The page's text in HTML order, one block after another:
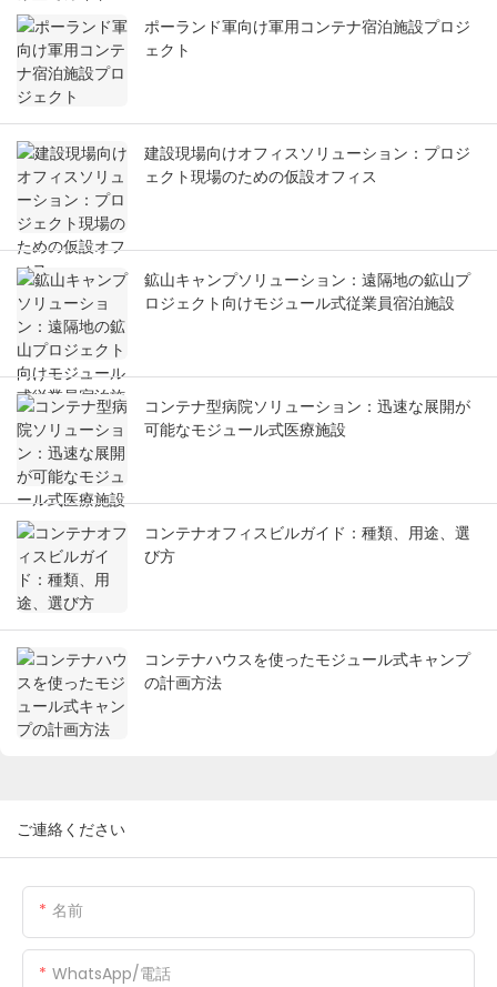
ポーランド軍向け軍用コンテナ宿泊施設プロジ
ェクト
建設現場向けオフィスソリューション：プロジ
ェクト現場のための仮設オフィス
鉱山キャンプソリューション：遠隔地の鉱山プ
ロジェクト向けモジュール式従業員宿泊施設
コンテナ型病院ソリューション：迅速な展開が
可能なモジュール式医療施設
コンテナオフィスビルガイド：種類、用途、選
び方
コンテナハウスを使ったモジュール式キャンプ
の計画方法
ご連絡ください
名前
WhatsApp/電話